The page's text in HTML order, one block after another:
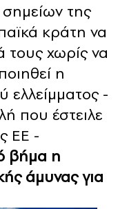
της
κράτη να
τους χωρίς να
η
ελλείμματος -
που έστειλε
ΕΕ -
βήμα η
άμυνας για